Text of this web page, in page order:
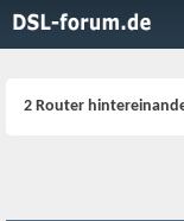
2 Router